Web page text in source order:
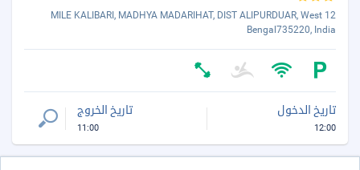
12 MILE KALIBARI, MADHYA MADARIHAT, DIST ALIPURDUAR, West
Bengal735220, India
تاريخ الدخول
12:00
تاريخ الخروج
11:00